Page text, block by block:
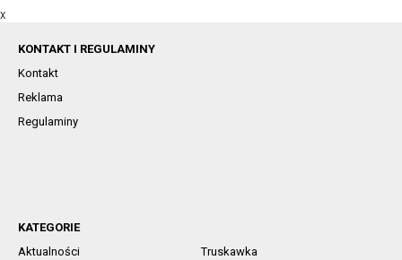
X
KONTAKT I REGULAMINY
Kontakt
Reklama
Regulaminy
KATEGORIE
Aktualności
Truskawka